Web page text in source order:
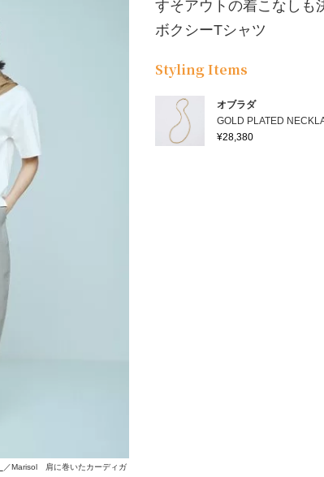
／Marisol 肩に巻いたカーディガ
すそアウトの着こなしも
ボクシーTシャツ
Styling Items
オブラダ
GOLD PLATED
¥28,380